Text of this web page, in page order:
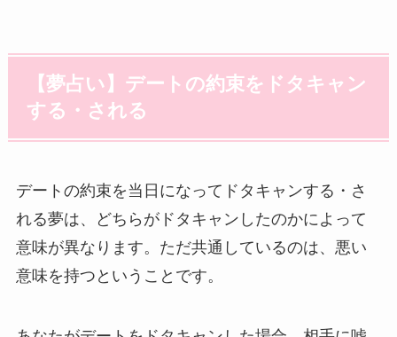
【夢占い】デートの約束をドタキャン
する・される
デートの約束を当日になってドタキャンする・さ
れる夢は、どちらがドタキャンしたのかによって
意味が異なります。ただ共通しているのは、悪い
意味を持つということです。